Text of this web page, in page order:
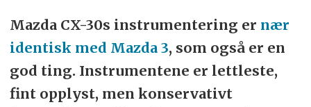
Mazda CX-30s instrumentering er nær
identisk med Mazda 3, som også er en
god ting. Instrumentene er lettleste,
fint opplyst, men konservativt